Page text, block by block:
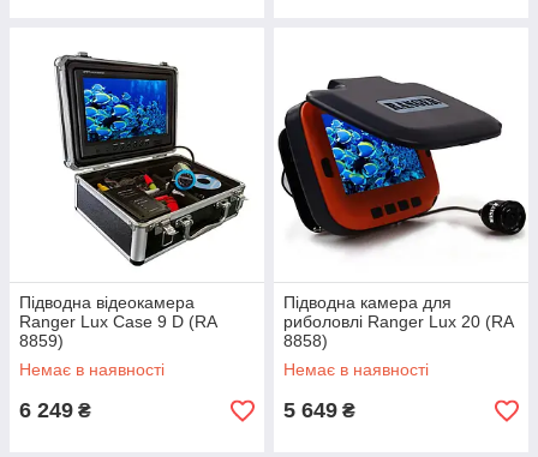
Підводна відеокамера
Ranger Lux Case 9 D (RA
8859)
Немає в наявності
6 249 ₴
Підводна камера для
риболовлі Ranger Lux 20 (RA
8858)
Немає в наявності
5 649 ₴